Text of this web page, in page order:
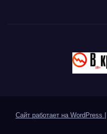
Сайт работает на WordPress |